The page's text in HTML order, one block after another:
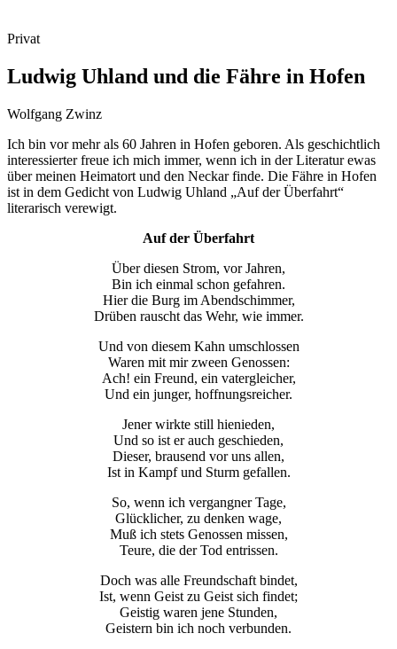
Privat
Ludwig Uhland und die Fähre in Hofen
Wolfgang Zwinz
Ich bin vor mehr als 60 Jahren in Hofen geboren. Als geschichtlich
interessierter freue ich mich immer, wenn ich in der Literatur ewas
über meinen Heimatort und den Neckar finde. Die Fähre in Hofen
ist in dem Gedicht von Ludwig Uhland „Auf der Überfahrt“
literarisch verewigt.
Auf der Überfahrt
Über diesen Strom, vor Jahren,
Bin ich einmal schon gefahren.
Hier die Burg im Abendschimmer,
Drüben rauscht das Wehr, wie immer.
Und von diesem Kahn umschlossen
Waren mit mir zween Genossen:
Ach! ein Freund, ein vatergleicher,
Und ein junger, hoffnungsreicher.
Jener wirkte still hienieden,
Und so ist er auch geschieden,
Dieser, brausend vor uns allen,
Ist in Kampf und Sturm gefallen.
So, wenn ich vergangner Tage,
Glücklicher, zu denken wage,
Muß ich stets Genossen missen,
Teure, die der Tod entrissen.
Doch was alle Freundschaft bindet,
Ist, wenn Geist zu Geist sich findet;
Geistig waren jene Stunden,
Geistern bin ich noch verbunden.